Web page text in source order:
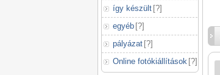
így készült [?]
egyéb [?]
pályázat [?]
Online fotókiállítások [?]